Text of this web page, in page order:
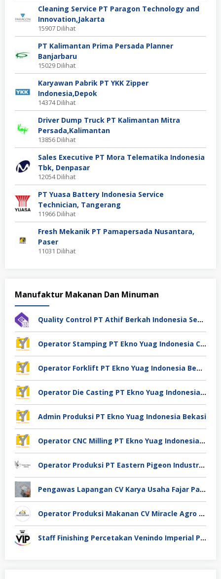
Cleaning Service PT Paragon Technology and
Innovation,Jakarta
15907 Dilihat
PT Kalimantan Prima Persada Planner
Banjarbaru
15029 Dilihat
Karyawan Pabrik PT YKK Zipper
Indonesia,Depok
14374 Dilihat
Driver Dump Truck PT Kalimantan Mitra
Persada,Kalimantan
13856 Dilihat
Sales Executive PT Mora Telematika Indonesia
Tbk, Denpasar
12054 Dilihat
PT Yuasa Battery Indonesia Service
Technician, Tangerang
11966 Dilihat
Fresh Mekanik PT Pamapersada Nusantara,
Paser
11031 Dilihat
Manufaktur Makanan Dan Minuman
Quality Control PT Athif Berkah Indonesia Semarang
Operator Stamping PT Ekno Yuag Indonesia Cikarang
Operator Forklift PT Ekno Yuag Indonesia Bekasi
Operator Die Casting PT Ekno Yuag Indonesia Bekasi
Admin Produksi PT Ekno Yuag Indonesia Bekasi
Operator CNC Milling PT Ekno Yuag Indonesia Bekasi
Operator Produksi PT Eastern Pigeon Industry Deli Serdang
Pengawas Lapangan CV Karya Usaha Fajar Pasuruan
Operator Produksi Makanan CV Miracle Agro Spices Sidoarjo
Staff Finishing Percetakan Venindo Imperial Perkasa Bandung Kota